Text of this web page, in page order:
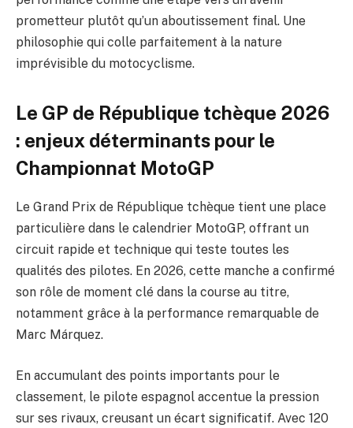
prometteur plutôt qu’un aboutissement final. Une
philosophie qui colle parfaitement à la nature
imprévisible du motocyclisme.
Le GP de République tchèque 2026
: enjeux déterminants pour le
Championnat MotoGP
Le Grand Prix de République tchèque tient une place
particulière dans le calendrier MotoGP, offrant un
circuit rapide et technique qui teste toutes les
qualités des pilotes. En 2026, cette manche a confirmé
son rôle de moment clé dans la course au titre,
notamment grâce à la performance remarquable de
Marc Márquez.
En accumulant des points importants pour le
classement, le pilote espagnol accentue la pression
sur ses rivaux, creusant un écart significatif. Avec 120